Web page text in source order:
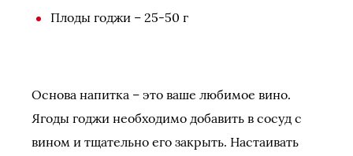
Плоды годжи – 25-50 г
Основа напитка – это ваше любимое вино.
Ягоды годжи необходимо добавить в сосуд с
вином и тщательно его закрыть. Настаивать